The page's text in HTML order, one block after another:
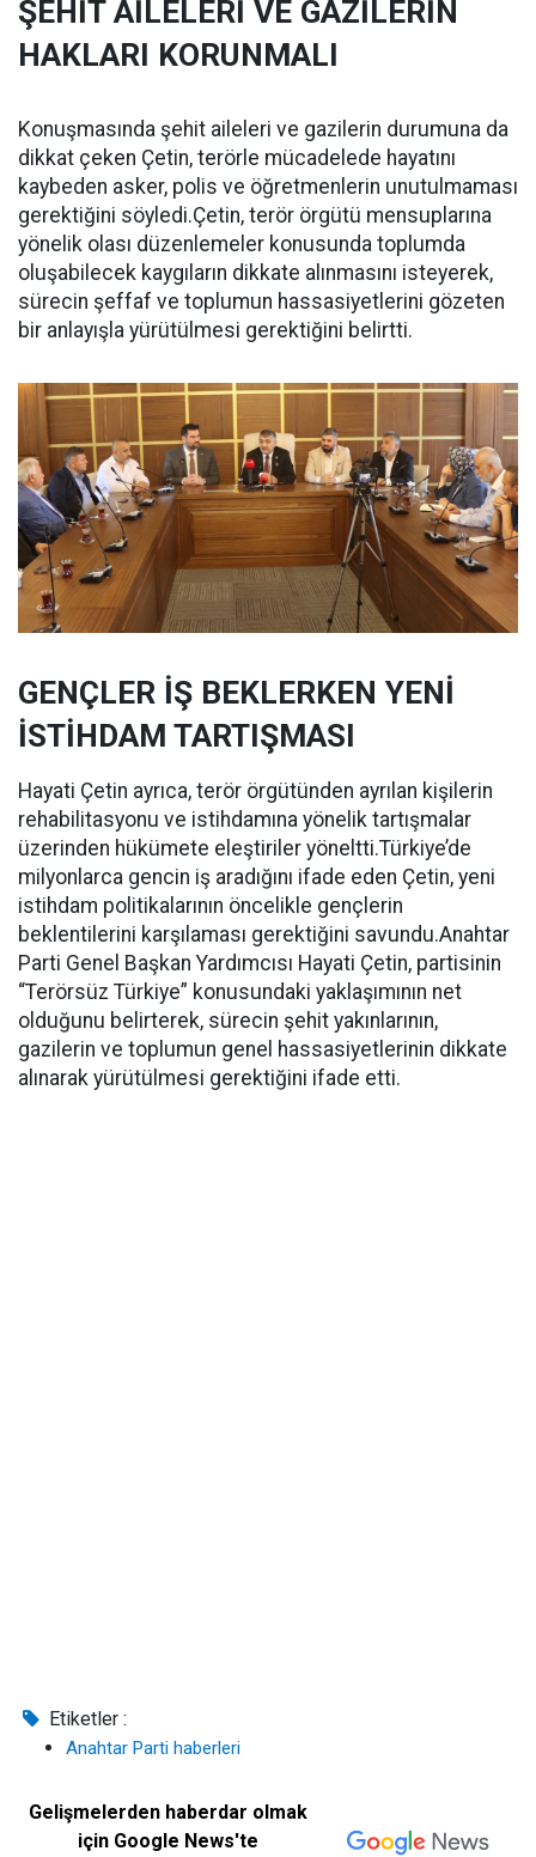
ŞEHİT AİLELERİ VE GAZİLERİN
HAKLARI KORUNMALI
Konuşmasında şehit aileleri ve gazilerin durumuna da
dikkat çeken Çetin, terörle mücadelede hayatını
kaybeden asker, polis ve öğretmenlerin unutulmaması
gerektiğini söyledi.Çetin, terör örgütü mensuplarına
yönelik olası düzenlemeler konusunda toplumda
oluşabilecek kaygıların dikkate alınmasını isteyerek,
sürecin şeffaf ve toplumun hassasiyetlerini gözeten
bir anlayışla yürütülmesi gerektiğini belirtti.
GENÇLER İŞ BEKLERKEN YENİ
İSTİHDAM TARTIŞMASI
Hayati Çetin ayrıca, terör örgütünden ayrılan kişilerin
rehabilitasyonu ve istihdamına yönelik tartışmalar
üzerinden hükümete eleştiriler yöneltti.Türkiye’de
milyonlarca gencin iş aradığını ifade eden Çetin, yeni
istihdam politikalarının öncelikle gençlerin
beklentilerini karşılaması gerektiğini savundu.Anahtar
Parti Genel Başkan Yardımcısı Hayati Çetin, partisinin
“Terörsüz Türkiye” konusundaki yaklaşımının net
olduğunu belirterek, sürecin şehit yakınlarının,
gazilerin ve toplumun genel hassasiyetlerinin dikkate
alınarak yürütülmesi gerektiğini ifade etti.
Etiketler :
Anahtar Parti haberleri
Gelişmelerden haberdar olmak
için Google News'te